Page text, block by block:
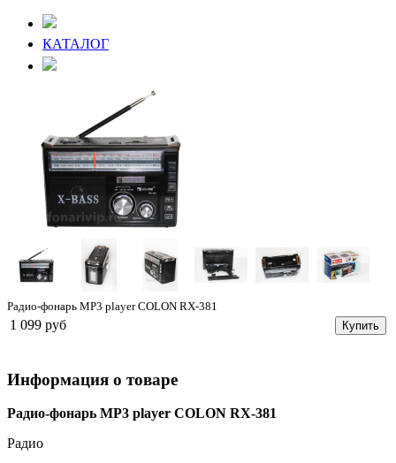
КАТАЛОГ
Радио-фонарь MP3 player COLON RX-381
1 099 руб Купить
Информация о товаре
Радио-фонарь MP3 player COLON RX-381
Радио